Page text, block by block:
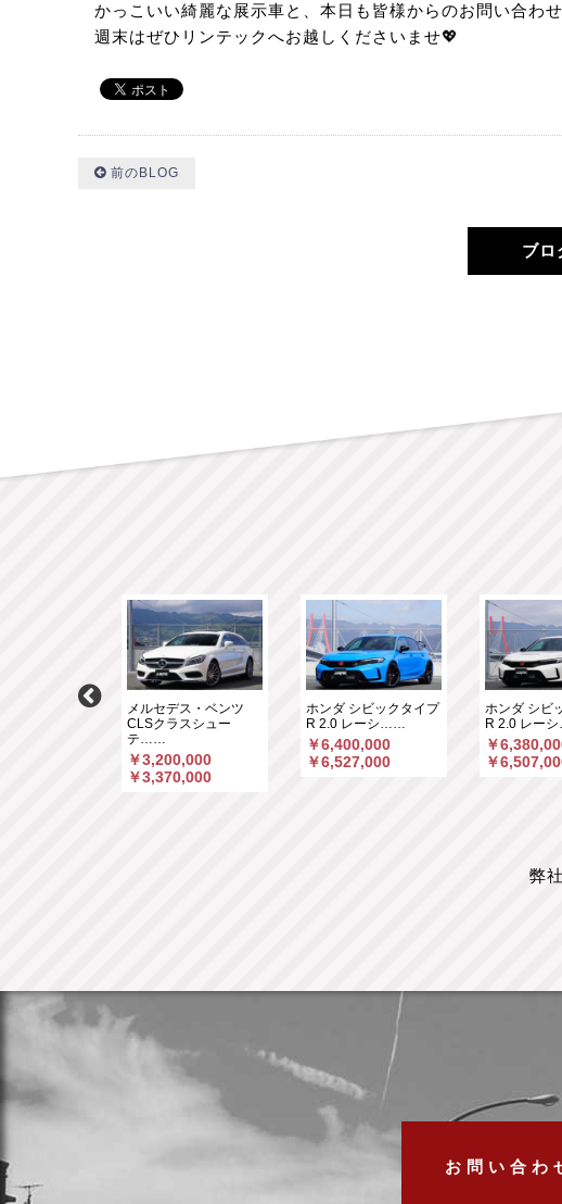
かっこいい綺麗な展示車と、本日も皆様からのお問い合わ
週末はぜひリンテックへお越しくださいませ💖
前のBLOG
ブロ
ＡＭＧ GLC
メルセデス・ベンツ
CLSクラスシュー
テ……
￥3,200,000
￥3,370,000
ホンダ シビックタイプ
R 2.0 レーシ……
￥6,400,000
￥6,527,000
ホンダ シビ
R 2.0 レー
￥
￥
弊
お問い合わ